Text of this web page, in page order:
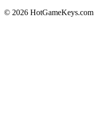
© 2026 HotGameKeys.com